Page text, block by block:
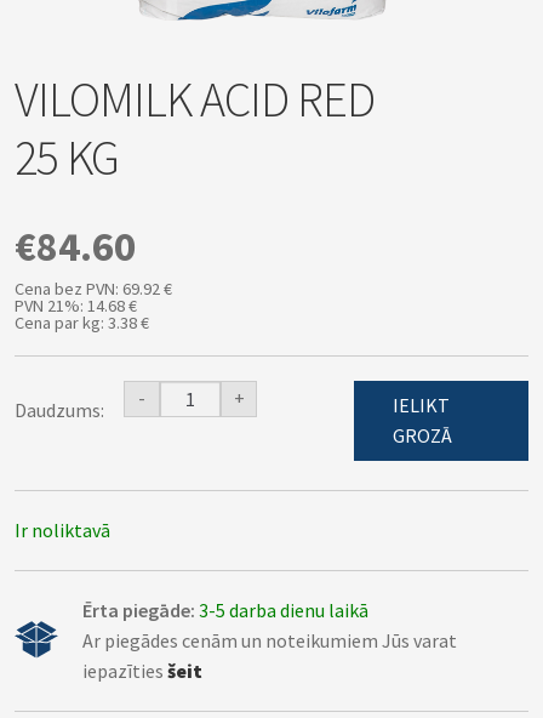
VILOMILK ACID RED
25 KG
€84.60
Cena bez PVN: 69.92 €
PVN 21%: 14.68 €
Cena par kg: 3.38 €
Daudzums: - +
IELIKT
GROZĀ
Ir noliktavā
Ērta piegāde: 3-5 darba dienu laikā
Ar piegādes cenām un noteikumiem Jūs varat
iepazīties šeit